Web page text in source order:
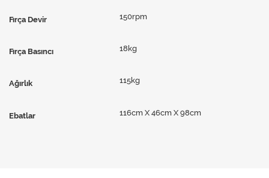
Fırça Devir 150rpm
Fırça Basıncı 18kg
Ağırlık 115kg
Ebatlar 116cm X 46cm X 98cm